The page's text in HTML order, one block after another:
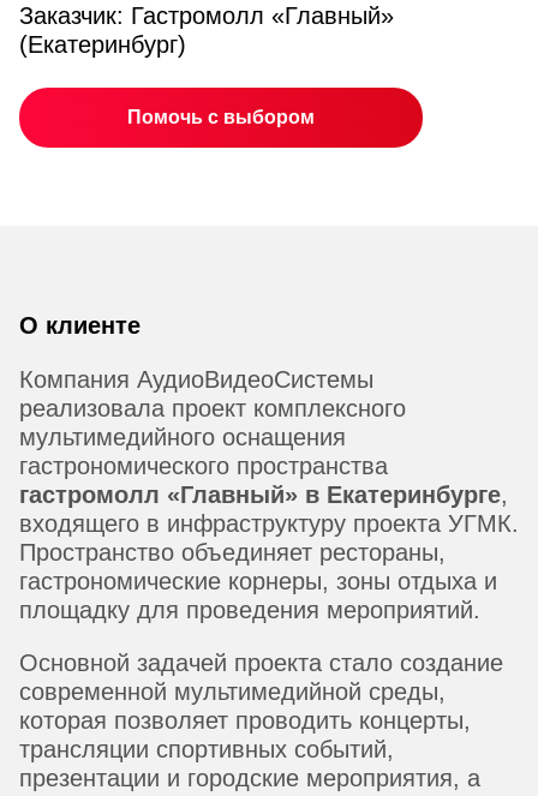
Заказчик: Гастромолл «Главный»
(Екатеринбург)
Помочь с выбором
О клиенте
Компания АудиоВидеоСистемы
реализовала проект комплексного
мультимедийного оснащения
гастрономического пространства
гастромолл «Главный» в Екатеринбурге,
входящего в инфраструктуру проекта УГМК.
Пространство объединяет рестораны,
гастрономические корнеры, зоны отдыха и
площадку для проведения мероприятий.
Основной задачей проекта стало создание
современной мультимедийной среды,
которая позволяет проводить концерты,
трансляции спортивных событий,
презентации и городские мероприятия, а